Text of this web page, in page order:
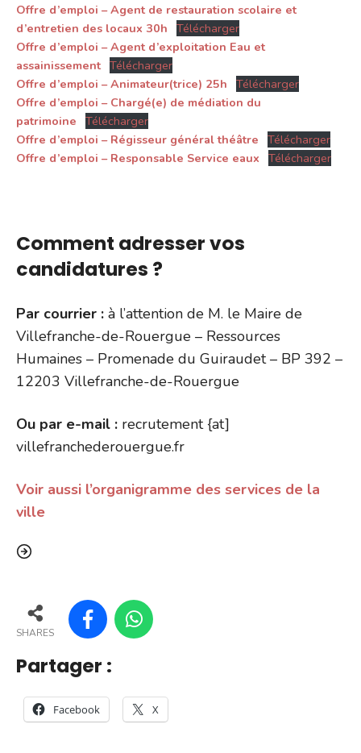
Offre d’emploi – Agent de restauration scolaire et
d’entretien des locaux 30h Télécharger
Offre d’emploi – Agent d’exploitation Eau et
assainissement Télécharger
Offre d’emploi – Animateur(trice) 25h Télécharger
Offre d’emploi – Chargé(e) de médiation du
patrimoine Télécharger
Offre d’emploi – Régisseur général théâtre Télécharger
Offre d’emploi – Responsable Service eaux Télécharger
Comment adresser vos
candidatures ?
Par courrier : à l’attention de M. le Maire de
Villefranche-de-Rouergue – Ressources
Humaines – Promenade du Guiraudet – BP 392 –
12203 Villefranche-de-Rouergue
Ou par e-mail : recrutement {at]
villefranchederouergue.fr
Voir aussi l’organigramme des services de la
ville
SHARES
Partager :
Facebook X